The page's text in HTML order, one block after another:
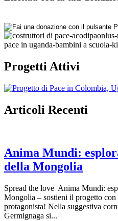
Progetti Attivi
Articoli Recenti
Anima Mundi:
della Mongolia
Spread the love Anima Mundi:
Mongolia – sostieni il progetto
protagonista! Nella suggestiva
Germignaga si...